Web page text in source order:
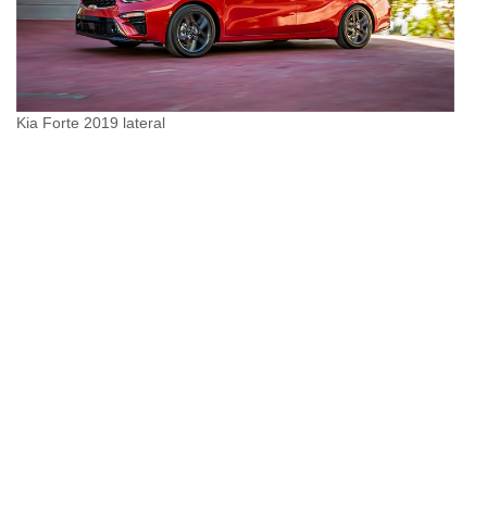
Kia Forte 2019 lateral